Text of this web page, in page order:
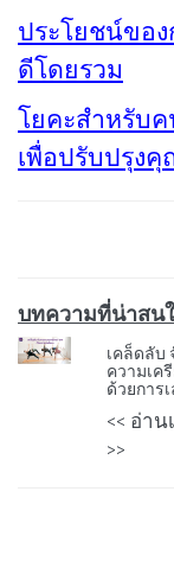
ประโยชน์ขอ
ดีโดยรวม
โยคะสำหรับ
เพื่อปรับปรุง
บทความที่น่าสน
เคล็ดลับ
ความเค
ด้วยการ
<< อ่าน
>>